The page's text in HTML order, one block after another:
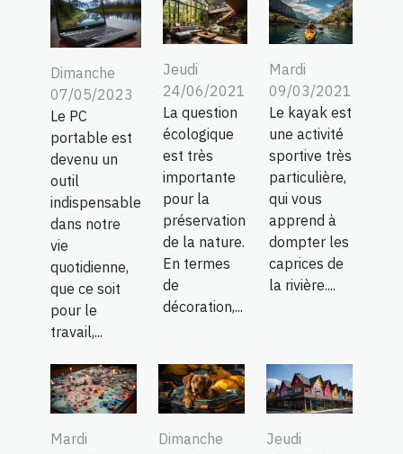
Dimanche
07/05/2023
Le PC
portable est
devenu un
outil
indispensable
dans notre
vie
quotidienne,
que ce soit
pour le
travail,...
Jeudi
24/06/2021
La question
écologique
est très
importante
pour la
préservation
de la nature.
En termes
de
décoration,...
Mardi
09/03/2021
Le kayak est
une activité
sportive très
particulière,
qui vous
apprend à
dompter les
caprices de
la rivière....
Mardi
Dimanche
Jeudi